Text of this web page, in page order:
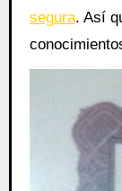
segura. Así